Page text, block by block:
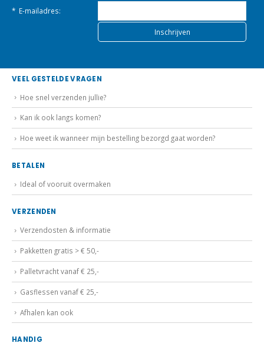
* E-mailadres:
VEEL GESTELDE VRAGEN
Hoe snel verzenden jullie?
Kan ik ook langs komen?
Hoe weet ik wanneer mijn bestelling bezorgd gaat worden?
BETALEN
Ideal of vooruit overmaken
VERZENDEN
Verzendosten & informatie
Pakketten gratis > € 50,-
Palletvracht vanaf € 25,-
Gasflessen vanaf € 25,-
Afhalen kan ook
HANDIG